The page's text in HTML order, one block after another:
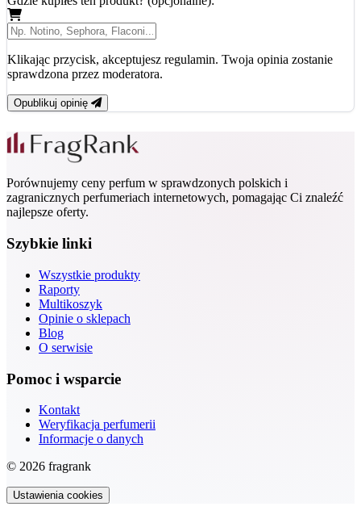
Klikając przycisk, akceptujesz regulamin. Twoja opinia zostanie
sprawdzona przez moderatora.
Opublikuj opinię
Porównujemy ceny perfum w sprawdzonych polskich i
zagranicznych perfumeriach internetowych, pomagając Ci znaleźć
najlepsze oferty.
Szybkie linki
Wszystkie produkty
Raporty
Multikoszyk
Opinie o sklepach
Blog
O serwisie
Pomoc i wsparcie
Kontakt
Weryfikacja perfumerii
Informacje o danych
© 2026 fragrank
Ustawienia cookies